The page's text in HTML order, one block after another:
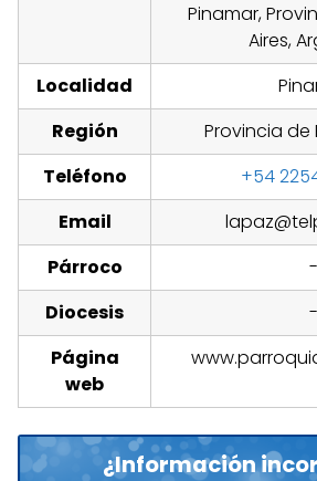
Pinamar,
Aires,
Localidad
Región
Provincia de
Teléfono
+54
Email
Párroco
-
Diocesis
-
Página
web
¿Información